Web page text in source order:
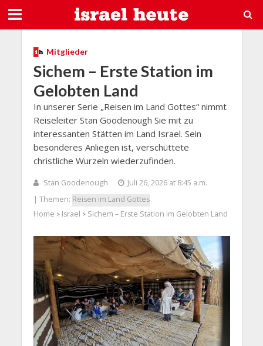
Mitglieder
Sichem – Erste Station im
Gelobten Land
In unserer Serie „Reisen im Land Gottes“ nimmt
Reiseleiter Stan Goodenough Sie mit zu
interessanten Stätten im Land Israel. Sein
besonderes Anliegen ist, verschüttete
christliche Wurzeln wiederzufinden.
Stan Goodenough
Juli 26, 2026 at 8:45 a.m.
| Themen: Reisen im Land Gottes
Home > Israel > Sichem – Erste Station im Gelobten Land